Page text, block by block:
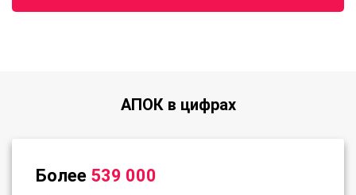
АПОК в цифрах
Более 539 000